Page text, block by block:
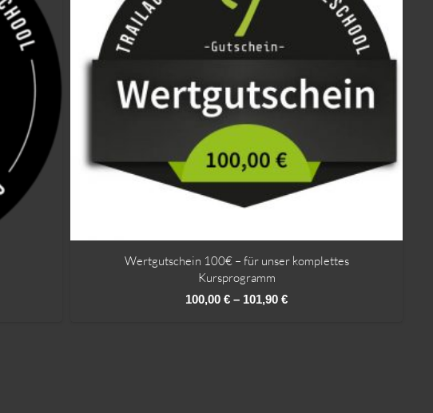
Wertgutschein 100€ – für unser komplettes
Kursprogramm
100,00€ – 101,90€